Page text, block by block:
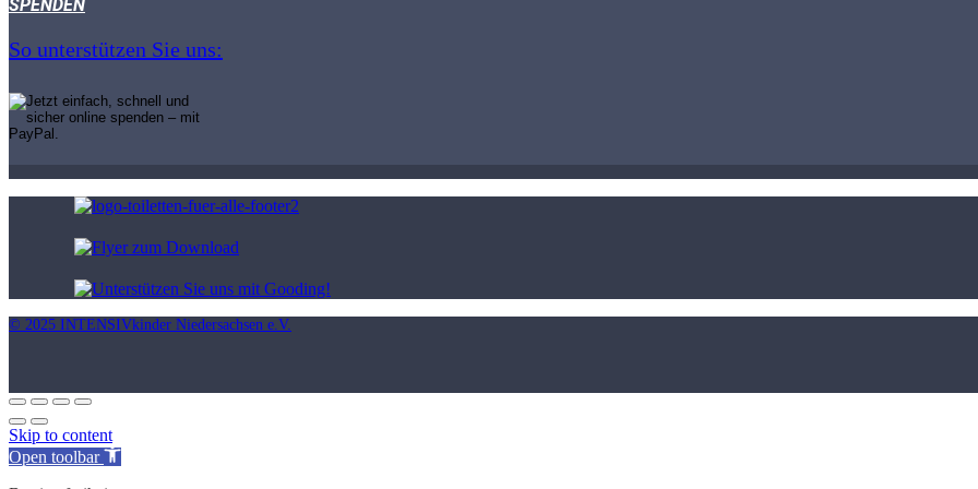
SPENDEN
So unterstützen Sie uns:
© 2025 INTENSIVkinder Niedersachsen e.V.
Skip to content
Open toolbar